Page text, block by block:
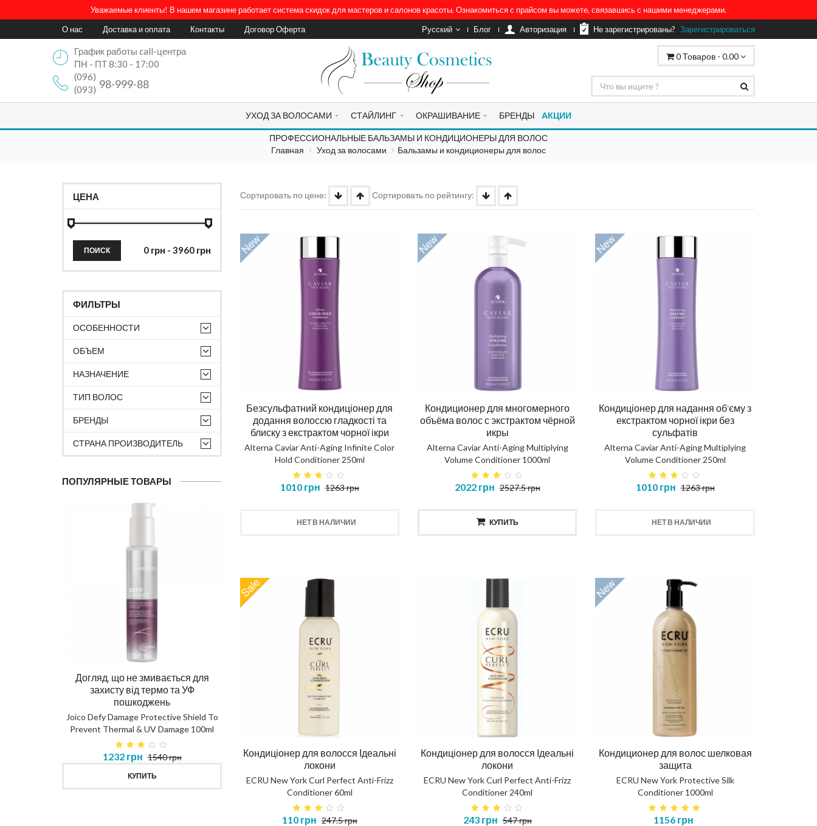
Уважаемые клиенты! В нашем магазине работает система скидок для мастеров и салонов красоты. Ознакомиться с прайсом вы можете, связавшись с нашими менеджерами.
О нас
Доставка и оплата Контакты Договор Оферта Русский Блог Авторизация Не зарегистрированы? Зарегистрироваться
График работы call-центра
ПН - ПТ 8:30 - 17:00
(096)
98-999-88
(093)
0Товаров - 0.00
УХОД ЗА ВОЛОСАМИ СТАЙЛИНГ ОКРАШИВАНИЕ БРЕНДЫ АКЦИИ
ПРОФЕССИОНАЛЬНЫЕ БАЛЬЗАМЫ И КОНДИЦИОНЕРЫ ДЛЯ ВОЛОС
Главная
Уход за волосами Бальзамы и кондиционеры для волос
ЦЕНА
ПОИСК
ФИЛЬТРЫ
ОСОБЕННОСТИ
ОБЪЕМ
НАЗНАЧЕНИЕ
ТИП ВОЛОС
БРЕНДЫ
СТРАНА ПРОИЗВОДИТЕЛЬ
ПОПУЛЯРНЫЕ ТОВАРЫ
Догляд, що не змивається для
захисту від термо та УФ
пошкоджень
Joico Defy Damage Protective Shield To
Prevent Thermal & UV Damage 100ml
1232 грн 1540 грн
КУПИТЬ
Маска повне відновлення
DIAGNOSTIC TOTAL REPAIR MASK
КУПИТЬ
Шампунь для тіла та волосся
HAIR AND BODY SHAMPOO
КУПИТЬ
DRJACKSON ELIXIR 5.0 BEARD OIL
КУПИТЬ
Сортировать по цене: Сортировать по рейтингу:
Безсульфатний кондиціонер для
додання волоссю гладкості та
блиску з екстрактом чорної ікри
Alterna Caviar Anti-Aging Infinite Color
Hold Conditioner 250ml
1010 грн 1263 грн
НЕТ В НАЛИЧИИ
Кондиционер для многомерного
объёма волос с экстрактом чёрной
икры
Alterna Caviar Anti-Aging Multiplying
Volume Conditioner 1000ml
2022 грн 2527.5 грн
КУПИТЬ
Кондиціонер для надання об'єму з
екстрактом чорної ікри без
сульфатів
Alterna Caviar Anti-Aging Multiplying
Volume Conditioner 250ml
1010 грн 1263 грн
НЕТ В НАЛИЧИИ
Кондиціонер для волосся Ідеальні
локони
ECRU New York Curl Perfect Anti-Frizz
Conditioner 60ml
110 грн 247.5 грн
Кондиціонер для волосся Ідеальні
локони
ECRU New York Curl Perfect Anti-Frizz
Conditioner 240ml
243 грн 547 грн
Кондиционер для волос шелковая
защита
ECRU New York Protective Silk
Conditioner 1000ml
1156 грн